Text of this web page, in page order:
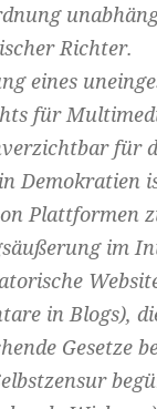
Richter.
eines
für
für
Demokratien
Plattformen
im
in Blogs),
Gesetze